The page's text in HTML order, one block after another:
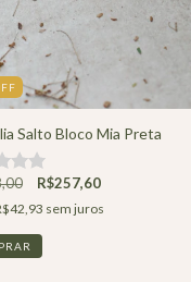
Salto Bloco Mia Preta
R$257,60
sem juros